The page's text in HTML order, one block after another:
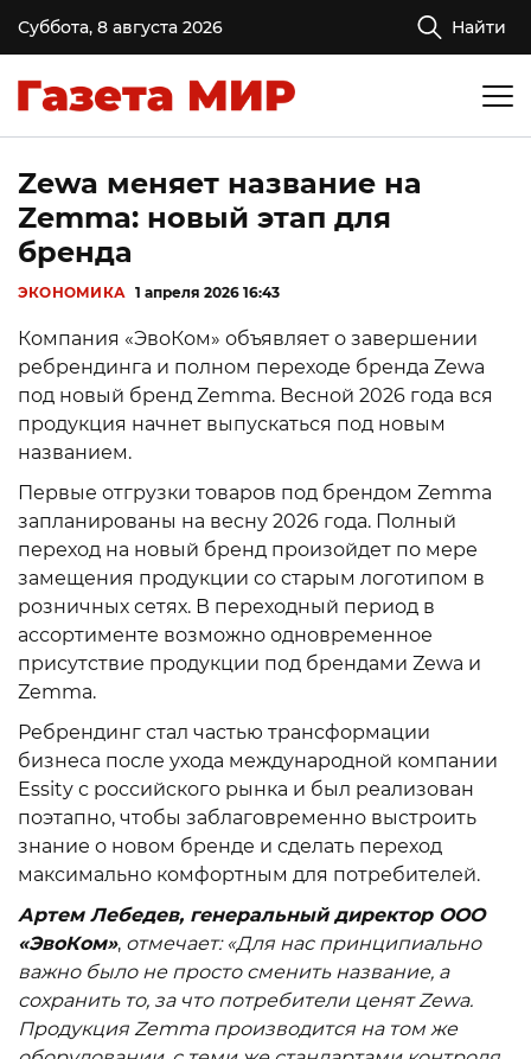
Суббота, 8 августа 2026 Найти
Zewa меняет название на
Zemma: новый этап для
бренда
ЭКОНОМИКА 1 апреля 2026 16:43
Компания «ЭвоКом» объявляет о завершении
ребрендинга и полном переходе бренда Zewa
под новый бренд Zemma. Весной 2026 года вся
продукция начнет выпускаться под новым
названием.
Первые отгрузки товаров под брендом Zemma
запланированы на весну 2026 года. Полный
переход на новый бренд произойдет по мере
замещения продукции со старым логотипом в
розничных сетях. В переходный период в
ассортименте возможно одновременное
присутствие продукции под брендами Zewa и
Zemma.
Ребрендинг стал частью трансформации
бизнеса после ухода международной компании
Essity с российского рынка и был реализован
поэтапно, чтобы заблаговременно выстроить
знание о новом бренде и сделать переход
максимально комфортным для потребителей.
Артем Лебедев, генеральный директор ООО
«ЭвоКом», отмечает: «Для нас принципиально
важно было не просто сменить название, а
сохранить то, за что потребители ценят Zewa.
Продукция Zemma производится на том же